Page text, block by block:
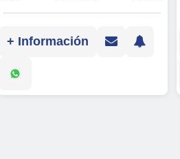
+ Información